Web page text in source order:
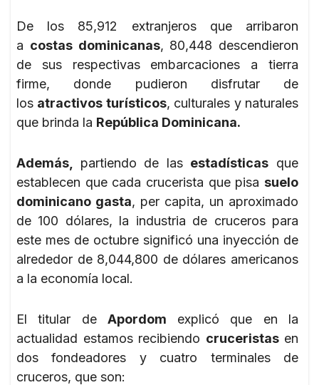
De los 85,912 extranjeros que arribaron
a costas dominicanas, 80,448 descendieron
de sus respectivas embarcaciones a tierra
firme, donde pudieron disfrutar de
los atractivos turísticos, culturales y naturales
que brinda la República Dominicana.
Además, partiendo de las estadísticas que
establecen que cada crucerista que pisa suelo
dominicano gasta, per capita, un aproximado
de 100 dólares, la industria de cruceros para
este mes de octubre significó una inyección de
alrededor de 8,044,800 de dólares americanos
a la economía local.
El titular de Apordom explicó que en la
actualidad estamos recibiendo cruceristasen
dos fondeadores y cuatro terminales de
cruceros, que son: